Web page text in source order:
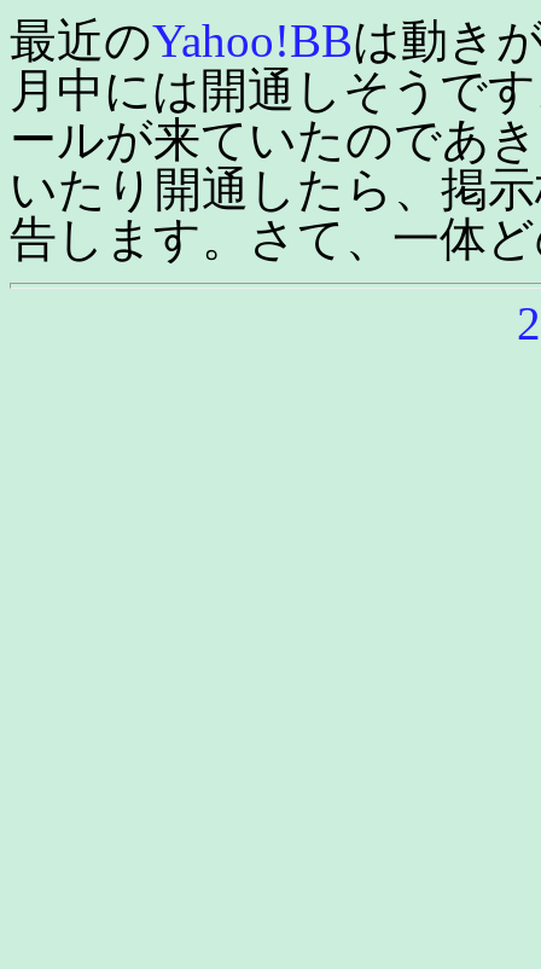
最近のYahoo!BBは動き
月中には開通しそうで
ールが来ていたのであ
いたり開通したら、掲
告します。さて、一体